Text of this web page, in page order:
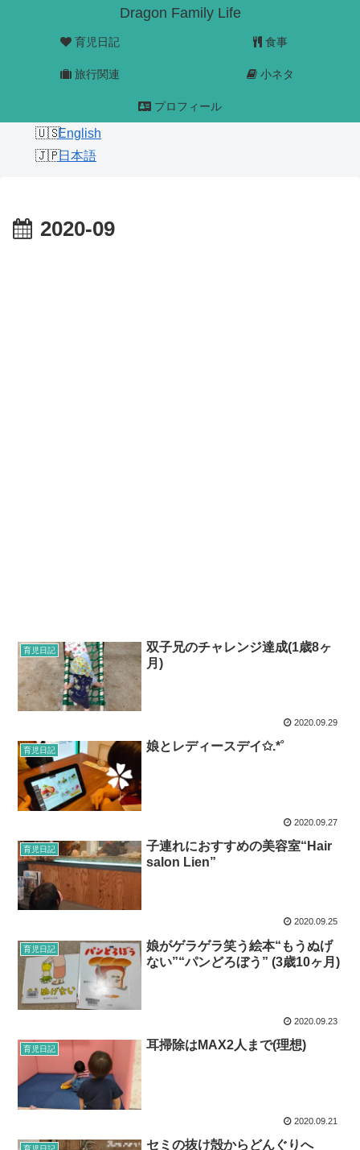
Dragon Family Life
育児日記 食事
旅行関連 小ネタ
プロフィール
English
日本語
2020-09
育児日記
双子兄のチャレンジ達成(1歳8ヶ
月)
2020.09.29
育児日記 娘とレディースデイ✩.*˚
2020.09.27
育児日記
子連れにおすすめの美容室“Hair
salon Lien”
2020.09.25
育児日記
娘がゲラゲラ笑う絵本“もうぬげ
ない”“パンどろぼう” (3歳10ヶ月)
2020.09.23
育児日記 耳掃除はMAX2人まで(理想)
2020.09.21
セミの抜け殻からどんぐりへ